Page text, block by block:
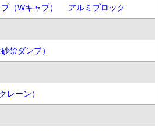
（Wキャブ） アルミブロック
禁ダンプ）
レーン）